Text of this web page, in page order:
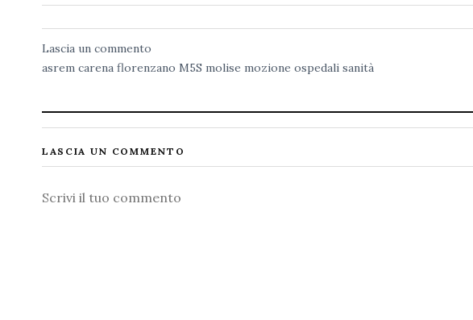
Lascia un commento
asrem carena florenzano M5S molise mozione ospedali sanità
LASCIA UN COMMENTO
Commento